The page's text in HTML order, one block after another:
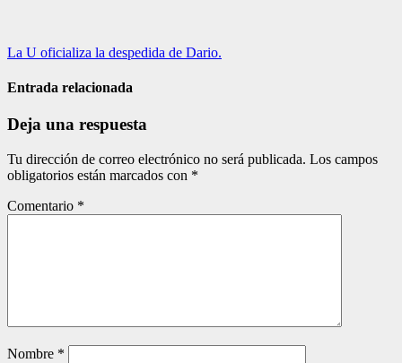
Navegación
de
La U oficializa la despedida de Dario.
Entrada relacionada
Deja una respuesta
Tu dirección de correo electrónico no será publicada. Los campos
obligatorios están marcados con *
Comentario *
Nombre *